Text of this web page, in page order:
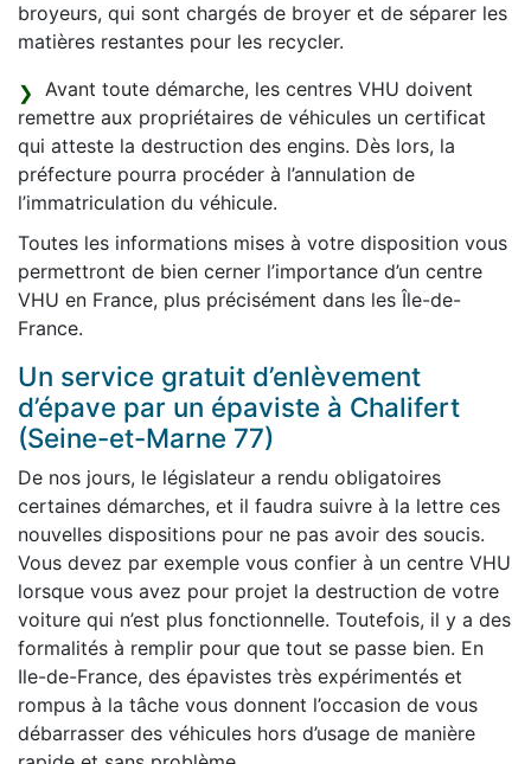
broyeurs, qui sont chargés de broyer et de séparer les
matières restantes pour les recycler.
Avant toute démarche, les centres VHU doivent
remettre aux propriétaires de véhicules un certificat
qui atteste la destruction des engins. Dès lors, la
préfecture pourra procéder à l’annulation de
l’immatriculation du véhicule.
Toutes les informations mises à votre disposition vous
permettront de bien cerner l’importance d’un centre
VHU en France, plus précisément dans les Île-de-
France.
Un service gratuit d’enlèvement
d’épave par un épaviste à Chalifert
(Seine-et-Marne 77)
De nos jours, le législateur a rendu obligatoires
certaines démarches, et il faudra suivre à la lettre ces
nouvelles dispositions pour ne pas avoir des soucis.
Vous devez par exemple vous confier à un centre VHU
lorsque vous avez pour projet la destruction de votre
voiture qui n’est plus fonctionnelle. Toutefois, il y a des
formalités à remplir pour que tout se passe bien. En
Ile-de-France, des épavistes très expérimentés et
rompus à la tâche vous donnent l’occasion de vous
débarrasser des véhicules hors d’usage de manière